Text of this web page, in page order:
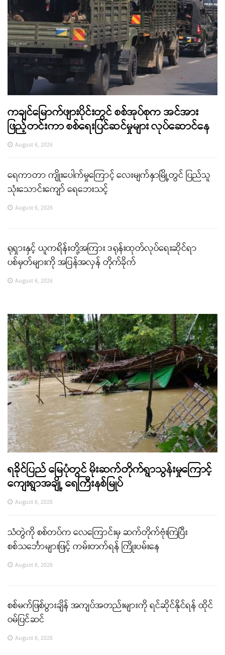
ကချင်မြောက်ဖျားပိုင်းတွင် စစ်အုပ်စုက အင်အား
ဖြည့်တင်းကာ စစ်ရေးပြင်ဆင်မှုများ လုပ်ဆောင်နေ
August 6, 2026
ရေကာတာ ကျိုးပေါက်မှုကြောင့် လေးမျက်နှာမြို့တွင် ပြည်သူ
သုံးသောင်းကျော် ရေဘေးသင့်
August 6, 2026
ရုရှားနှင့် ယူကရိန်းတို့အကြား ဒရုန်းထုတ်လုပ်ရေးဆိုင်ရာ
ပစ်မှတ်များကို အပြန်အလှန် တိုက်ခိုက်
August 6, 2026
ရခိုင်ပြည် မြေပုံတွင် မိုးဆက်တိုက်ရွာသွန်းမှုကြောင့်
ကျေးရွာအချို့ ရေကြီးနစ်မြုပ်
August 6, 2026
သံတွဲကို စစ်တပ်က လေကြောင်းမှ ဆက်တိုက်ဗုံးကြဲပြီး
စစ်သင်္ဘောများဖြင့် ကမ်းတက်ရန် ကြိုးပမ်းနေ
August 6, 2026
စစ်မက်ဖြစ်ပွားချိန် အကျပ်အတည်းများကို ရင်ဆိုင်နိုင်ရန် ထိုင်
ဝမ်ပြင်ဆင်
August 6, 2026